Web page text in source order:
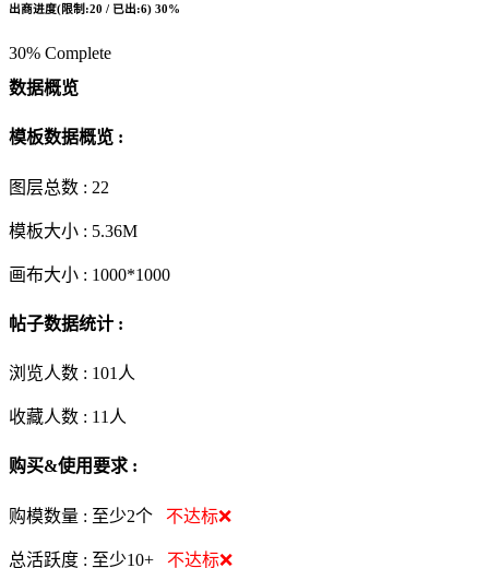
出商进度(限制:20 / 已出:6) 30%
30% Complete
数据概览
模板数据概览 :
图层总数 : 22
模板大小 : 5.36M
画布大小 : 1000*1000
帖子数据统计 :
浏览人数 : 101人
收藏人数 : 11 人
购买&使用要求 :
购模数量 : 至少2个 不达标❌
总活跃度 : 至少10+ 不达标❌